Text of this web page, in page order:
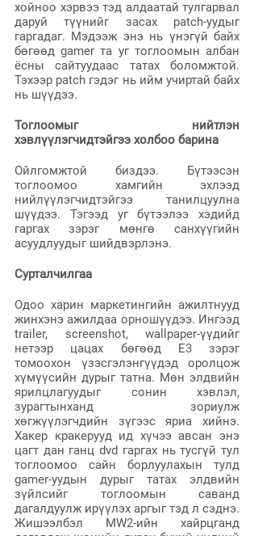
хойноо хэрвээ тэд алдаатай тулгарвал
даруй түүнийг засах patch-уудыг
гаргадаг. Мэдээж энэ нь үнэгүй байх
бөгөөд gamer та уг тоглоомын албан
ёсны сайтуудаас татах боломжтой.
Тэхээр patch гэдэг нь ийм учиртай байх
нь шүүдээ.
Тоглоомыг нийтлэн
хэвлүүлэгчидтэйгээ холбоо барина
Ойлгомжтой биздээ. Бүтээсэн
тоглоомоо хамгийн эхлээд
нийлүүлэгчидтэйгээ танилцуулна
шүүдээ. Тэгээд уг бүтээлээ хэдийд
гаргах зэрэг мөнгө санхүүгийн
асуудлуудыг шийдвэрлэнэ.
Сурталчилгаа
Одоо харин маркетингийн ажилтнууд
жинхэнэ ажилдаа орношүүдээ. Ингээд
trailer, screenshot, wallpaper-үүдийг
нетээр цацах бөгөөд E3 зэрэг
томоохон үзэсгэлэнгүүдэд оролцож
хүмүүсийн дурыг татна. Мөн элдвийн
ярилцлагуудыг сонин хэвлэл,
зурагтынханд зориулж
хөгжүүлэгчдийн зүгээс яриа хийнэ.
Хакер кракерууд ид хүчээ авсан энэ
цагт дан ганц dvd гаргах нь тусгүй тул
тоглоомоо сайн борлуулахын тулд
gamer-уудын дурыг татах элдвийн
зүйлсийг тоглоомын саванд
дагалдуулж ирүүлэх аргыг тэд л сэднэ.
Жишээлбэл MW2-ийн хайрцганд